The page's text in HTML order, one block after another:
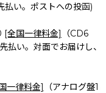
払い。ポストへの投函)
[全国一律料金]
（CD6
い。対面でお届けし、
一律料金]
（アナログ盤1